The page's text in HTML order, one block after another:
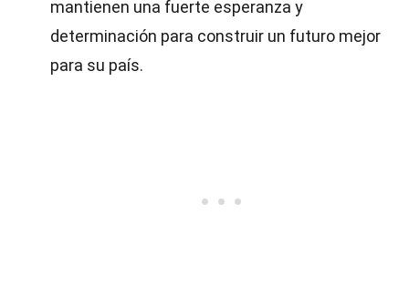
mantienen una fuerte esperanza y
determinación para construir un futuro mejor
para su país.